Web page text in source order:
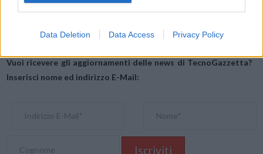
Data Deletion Data Access Privacy Policy
Mastodon Telegram
Stampa Altro
Vuoi ricevere gli aggiornamenti delle news di TecnoGazzetta?
Inserisci nome ed indirizzo E-Mail: